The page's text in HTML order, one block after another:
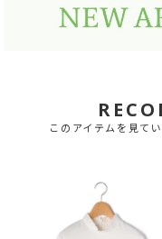
このアイテムを見て